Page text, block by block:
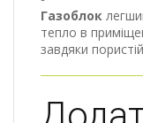
Газоблок
тепло в
завдяки